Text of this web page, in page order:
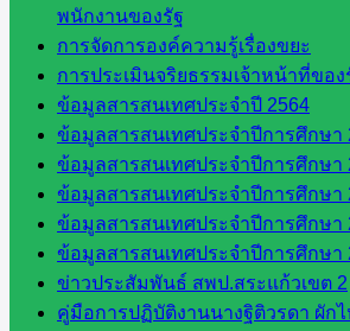
พนักงานของรัฐ
การจัดการองค์ความรู้เรื่องขยะ
การประเมินจริยธรรมเจ้าหน้าที่ของ
ข้อมูลสารสนเทศประจำปี 2564
ข้อมูลสารสนเทศประจำปีการศึกษา
ข้อมูลสารสนเทศประจำปีการศึกษา
ข้อมูลสารสนเทศประจำปีการศึกษา
ข้อมูลสารสนเทศประจำปีการศึกษา
ข้อมูลสารสนเทศประจำปีการศึกษา
ข่าวประสัมพันธ์ สพป.สระแก้วเขต 2
คู่มือการปฏิบัติงานนางฐิติวรดา ผัก
เทคนิค
วังน้ำเย็น
กศน.สระแก้ว
เว็บไซต์
กลุ่มงาน
ใน
สำนักงาน